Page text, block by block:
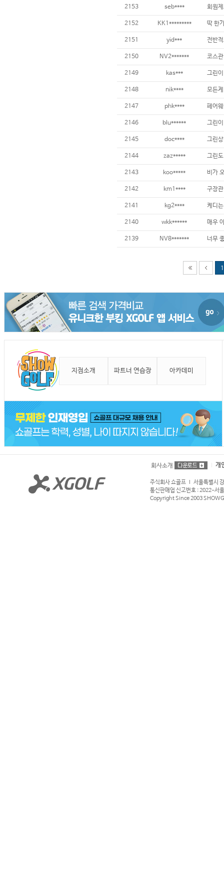
2153 seb****
2152 KK1*********
2151 yid***
2150 NV2*******
2149 kas***
2148 nik****
2147 phk****
2146 blu****** 그린
2145 doc****
2144 zaz***** 그린
2143 koo*****
2142 km1**** 구장
2141 kg2****
2140 wkk******
2139 NV8*******
1
지점소개 파트너 연습장 아카데미
회사소개 개
주식회사 쇼골프 l 서울특별시
통신판매업 신고번호 : 2022-
Copyright Since 2003